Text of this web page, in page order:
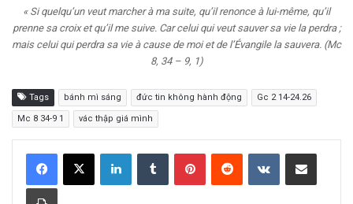
« Si quelqu’un veut marcher à ma suite, qu’il renonce à lui-même, qu’il
prenne sa croix et qu’il me suive. Car celui qui veut sauver sa vie la perdra ;
mais celui qui perdra sa vie à cause de moi et de l’Évangile la sauvera. (Mc
8, 34 – 9, 1)
Tags bánh mì sáng đức tin không hành động Gc 2 14-24.26
Mc 8 34-9 1 vác thập giá mình